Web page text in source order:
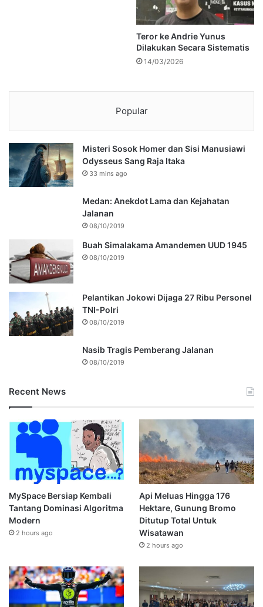
Teror ke Andrie Yunus
Dilakukan Secara Sistematis
14/03/2026
Popular
Misteri Sosok Homer dan Sisi Manusiawi
Odysseus Sang Raja Itaka
33 mins ago
Medan: Anekdot Lama dan Kejahatan
Jalanan
08/10/2019
Buah Simalakama Amandemen UUD 1945
08/10/2019
Pelantikan Jokowi Dijaga 27 Ribu Personel
TNI-Polri
08/10/2019
Nasib Tragis Pemberang Jalanan
08/10/2019
Recent News
MySpace Bersiap Kembali
Tantang Dominasi Algoritma
Modern
2 hours ago
Api Meluas Hingga 176
Hektare, Gunung Bromo
Ditutup Total Untuk
Wisatawan
2 hours ago